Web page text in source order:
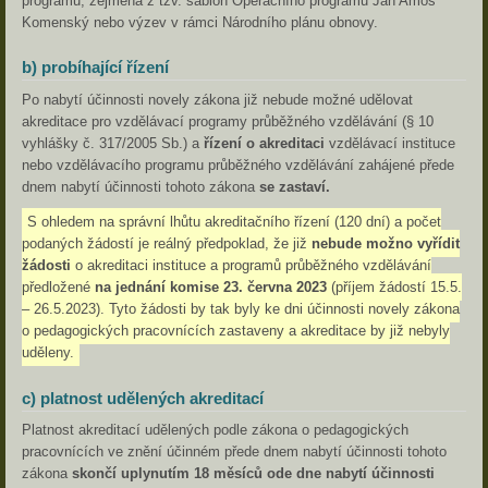
Komenský nebo výzev v rámci Národního plánu obnovy.
b) probíhající řízení
Po nabytí účinnosti novely zákona již nebude možné udělovat
akreditace pro vzdělávací programy průběžného vzdělávání (§ 10
vyhlášky č. 317/2005 Sb.) a řízení o akreditaci vzdělávací instituce
nebo vzdělávacího programu průběžného vzdělávání zahájené přede
dnem nabytí účinnosti tohoto zákona se zastaví.
S ohledem na správní lhůtu akreditačního řízení (120 dní) a počet
podaných žádostí je reálný předpoklad, že již nebude možno vyřídit
žádosti o akreditaci instituce a programů průběžného vzdělávání
předložené na jednání komise 23. června 2023 (příjem žádostí 15.5.
– 26.5.2023). Tyto žádosti by tak byly ke dni účinnosti novely zákona
o pedagogických pracovnících zastaveny a akreditace by již nebyly
uděleny.
c) platnost udělených akreditací
Platnost akreditací udělených podle zákona o pedagogických
pracovnících ve znění účinném přede dnem nabytí účinnosti tohoto
zákona skončí uplynutím 18 měsíců ode dne nabytí účinnosti